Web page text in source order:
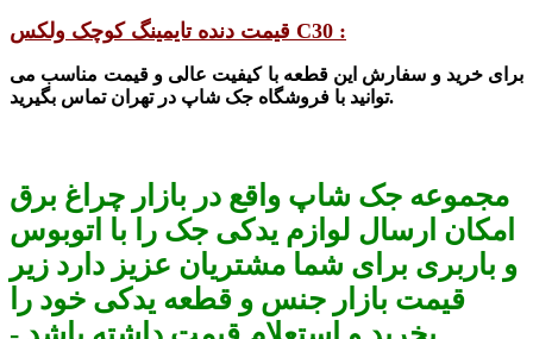
قیمت دنده تایمینگ کوچک ولکس C30 :
برای خرید و سفار ش این قطعه با کیفیت عالی و قیمت مناسب می
توانید با فروشگاه جک شاپ در تهران تماس بگیرید.
مجموعه جک شاپ واقع در بازار چراغ برق
امکان ارسال لوازم یدکی جک را با اتوبوس
و باربری برای شما مشتریان عزیز دارد زیر
قیمت بازار جنس و قطعه یدکی خود را